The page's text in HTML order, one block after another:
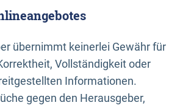
übernimmt keinerlei Gewähr für
Vollständigkeit oder
Informationen.
gegen den Herausgeber,